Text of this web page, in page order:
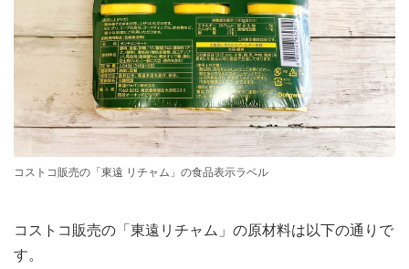
コストコ販売の「東遠 リチャム」の食品表示ラベル
コストコ販売の「東遠リチャム」の原材料は以下の通りで
す。